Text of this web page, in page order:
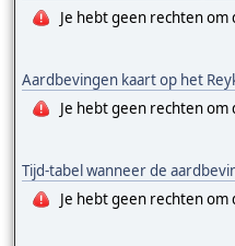
Je hebt geen rechten om
Aardbevingen kaart op het
Je hebt geen rechten om
Tijd-tabel wanneer de
Je hebt geen rechten om